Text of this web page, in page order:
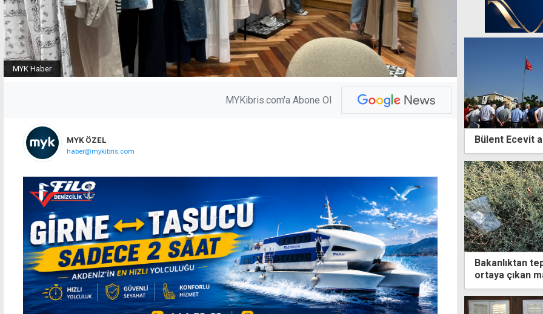
MYK Haber
MYKibris.com'a Abone Ol
MYK ÖZEL
haber@mykibris.com
Bülent Ecevit
Bakanlıktan
ortaya çıkan